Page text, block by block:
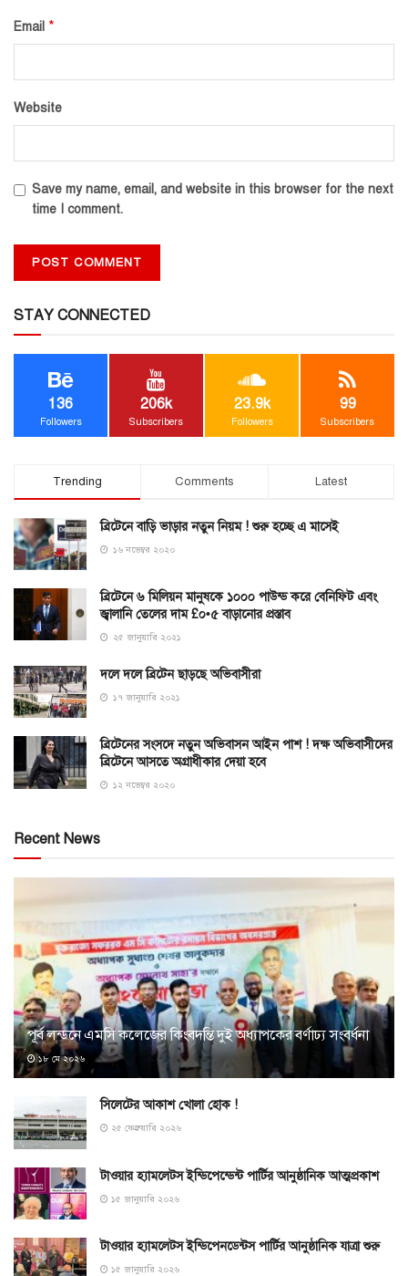
Email *
Website
Save my name, email, and website in this browser for the next
time I comment.
STAY CONNECTED
136
Followers
206k
Subscribers
23.9k
Followers
99
Subscribers
Trending Comments Latest
ব্রিটেনে বাড়ি ভাড়ার নতুন নিয়ম ! শুরু হচ্ছে এ মাসেই
১৬ নভেম্বর ২০২০
ব্রিটেনে ৬ মিলিয়ন মানুষকে ১০০০ পাউন্ড করে বেনিফিট এবং
জ্বালানি তেলের দাম £০•৫ বাড়ানোর প্রস্তাব
২৫ জানুয়ারি ২০২১
দলে দলে ব্রিটেন ছাড়ছে অভিবাসীরা
১৭ জানুয়ারি ২০২১
ব্রিটেনের সংসদে নতুন অভিবাসন আইন পাশ ! দক্ষ অভিবাসীদের
ব্রিটেনে আসতে অগ্রাধীকার দেয়া হবে
১২ নভেম্বর ২০২০
Recent News
পূর্ব লন্ডনে এমসি কলেজের কিংবদন্তি দুই অধ্যাপকের বর্ণাঢ্য সংবর্ধনা
১৮ মে ২০২৬
সিলেটের আকাশ খোলা হোক !
২৫ ফেব্রুয়ারি ২০২৬
টাওয়ার হ্যামলেটস ইন্ডিপেন্ডেন্ট পার্টির আনুষ্ঠানিক আত্মপ্রকাশ
১৫ জানুয়ারি ২০২৬
টাওয়ার হ্যামলেটস ইন্ডিপেনডেন্টস পার্টির আনুষ্ঠানিক যাত্রা শুরু
১৫ জানুয়ারি ২০২৬